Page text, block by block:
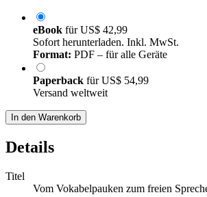
eBook fürUS$ 42,99
Sofort herunterladen. Inkl. MwSt.
Format: PDF – für alle Geräte
Paperback fürUS$ 54,99
Versand weltweit
In den Warenkorb
Details
Titel
Vom Vokabelpauken zum freien